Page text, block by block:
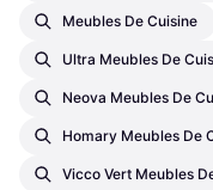
Meubles De Cuisine
Ultra Meubles De
Neova Meubles De
Homary Meubles De
Vicco Vert Meubles